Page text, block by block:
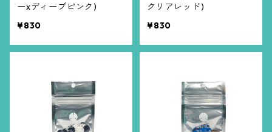
ーxディープピンク)
¥830
クリアレッド)
¥830